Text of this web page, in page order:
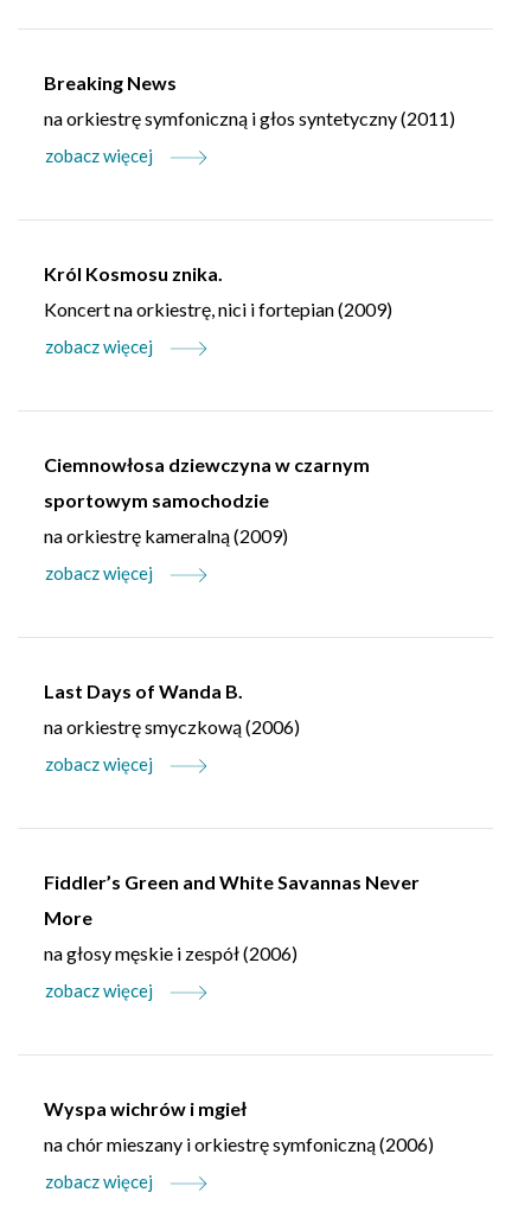
Breaking News
na orkiestrę symfoniczną i głos syntetyczny (2011)
zobacz więcej
Król Kosmosu znika.
Koncert na orkiestrę, nici i fortepian (2009)
zobacz więcej
Ciemnowłosa dziewczyna w czarnym
sportowym samochodzie
na orkiestrę kameralną (2009)
zobacz więcej
Last Days of Wanda B.
na orkiestrę smyczkową (2006)
zobacz więcej
Fiddler’s Green and White Savannas Never
More
na głosy męskie i zespół (2006)
zobacz więcej
Wyspa wichrów i mgieł
na chór mieszany i orkiestrę symfoniczną (2006)
zobacz więcej